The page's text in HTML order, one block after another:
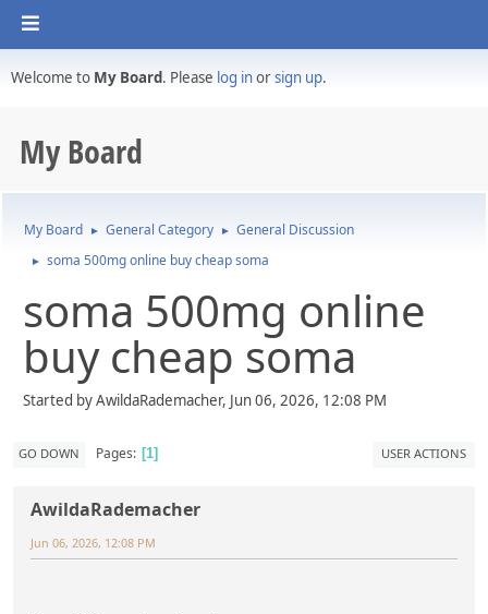
Welcome to My Board. Please log inorsign up.
My Board
My Board ► General Category ► General Discussion
► soma 500mg online buy cheap soma
soma 500mg online
buy cheap soma
Started by AwildaRademacher, Jun 06, 2026, 12:08 PM
GO DOWN Pages 1 USER ACTIONS
AwildaRademacher
Jun 06, 2026, 12:08 PM